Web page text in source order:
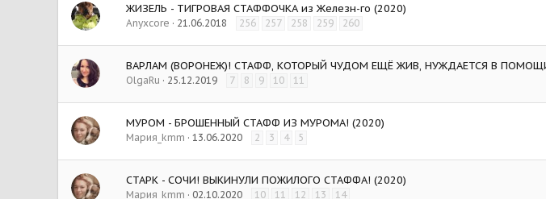
ЖИЗЕЛЬ - ТИГРОВАЯ СТАФФОЧКА из Железн-го (2020)
Anyxcore 21.06.2018 256 257 258 259 260
ВАРЛАМ (ВОРОНЕЖ)! СТАФФ, КОТОРЫЙ ЧУДОМ ЕЩЁ ЖИВ, НУЖДАЕТСЯ В
OlgaRu 25.12.2019 7 8 9 10 11
МУРОМ - БРОШЕННЫЙ СТАФФ ИЗ МУРОМА! (2020)
Мария_kmm 13.06.2020 2 3 4 5
СТАРК - СОЧИ! ВЫКИНУЛИ ПОЖИЛОГО СТАФФА! (2020)
Мария_kmm 02.10.2020 10 11 12 13 14